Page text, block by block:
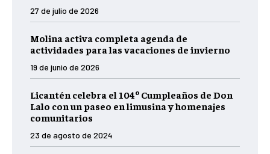
27 de julio de 2026
Molina activa completa agenda de
actividades para las vacaciones de invierno
19 de junio de 2026
Licantén celebra el 104º Cumpleaños de Don
Lalo con un paseo en limusina y homenajes
comunitarios
23 de agosto de 2024